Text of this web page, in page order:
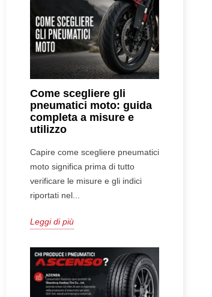
Come scegliere gli
pneumatici moto: guida
completa a misure e
utilizzo
Capire come scegliere pneumatici
moto significa prima di tutto
verificare le misure e gli indici
riportati nel...
Leggi di più